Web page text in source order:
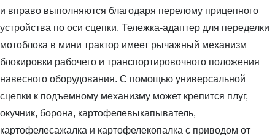
и вправо выполняются благодаря перелому прицепного
устройства по оси сцепки. Тележка-адаптер для переделки
мотоблока в мини трактор имеет рычажный механизм
блокировки рабочего и транспортировочного положения
навесного оборудования. С помощью универсальной
сцепки к подъемному механизму может крепится плуг,
окучник, борона, картофелевыкапыватель,
картофелесажалка и картофелекопалка с приводом от